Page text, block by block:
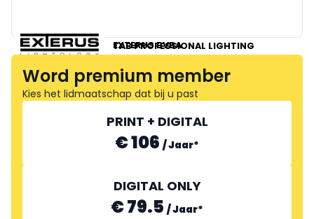
TAB PROFESSIONAL LIGHTING
EXTERUS BVBA
Word premium member
Kies het lidmaatschap dat bij u past
PRINT + DIGITAL
€ 106 /Jaar*
DIGITAL ONLY
€ 79.5 /Jaar*